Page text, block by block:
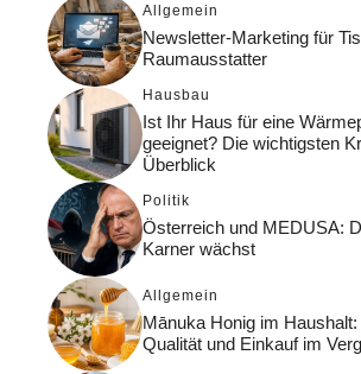
Allgemein
Newsletter-Marketing für
Raumausstatter
Hausbau
Ist Ihr Haus für eine
geeignet? Die wichtigsten
Überblick
Politik
Österreich und MEDUSA:
Karner wächst
Allgemein
Mānuka Honig im Haushalt:
Qualität und Einkauf im